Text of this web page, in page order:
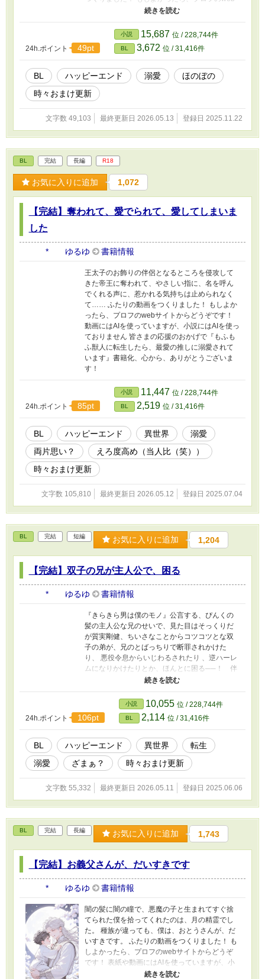
サイトからどうぞです！ 動画にはAIを使ってい
さまの第2回BL小説漫画コンテストで『文が癒さ
れるで賞』をいただきました。応援してくださ
った皆さまのおかげです。ありがとうございま
す！ 皆さまの応援のおかげで『もふもふ獣人に
転生したら、最愛の推しに溺愛されています』
書籍化、心から、ありがとうございます！
24h.ポイント 49pt
小説 15,687 位 / 228,744件
BL 3,672 位 / 31,416件
BL ハッピーエンド 溺愛
ほのぼの
時々おまけ更新
文字数 49,103 最終更新日 2026.05.13 登録日 2025.11.22
BL 完結 長編 R18
お気に入りに追加 1,072
【完結】奪われて、愛でられて、愛してしまいま
した
* ゆるゆ 書籍情報
王太子のお飾りの伴侶となるところを侵攻して
きた帝王に奪われて、やさしい指に、名を呼ん
でくれる声に、惹かれる気持ちは止められなく
て…… ふたりの動画をつくりました！ もしよか
ったら、プロフのwebサイトからどうぞです！
動画にはAIを使っていますが、小説にはAIを使っ
ておりません 皆さまの応援のおかげで『もふも
ふ獣人に転生したら、最愛の推しに溺愛されて
います』書籍化、心から、ありがとうございま
す！
24h.ポイント 85pt
小説 11,447 位 / 228,744件
BL 2,519 位 / 31,416件
BL ハッピーエンド 異世界
溺愛
両片思い？
えろ度高め（当人比（笑））
時々おまけ更新
文字数 105,810 最終更新日 2026.05.12 登録日 2025.07.04
BL 完結 短編 お気に入りに追加 1,204
【完結】双子の兄が主人公で、困る
* ゆるゆ 書籍情報
『きらきら男は僕のモノ』公言する、ぴんくの
髪の主人公な兄のせいで、見た目はそっくりだ
が質実剛健、ちいさなことからコツコツとな双
子の弟が、兄のとばっちりで断罪されかけた
り、 悪役令息からいじわるされたり 、逆ハーレ
ムになりかけたりとか、ほんとに困る──！ 伴
侶（予定）いるので。……って思ってたの
に……！ ふたりの動画をつくりました！ プロフ
のwebサイトから飛べるので、もしよかった
ら、お話と一緒に楽しんでくださったら、とて
もうれしいです！ 動画にはAIを使っています
が、小説にはAIを使っておりません 皆さまの応
援のおかげで『もふもふ獣人に転生したら、最
愛の推しに溺愛されています』書籍化、心か
ら、ありがとうございます！
24h.ポイント 106pt
小説 10,055 位 / 228,744件
BL 2,114 位 / 31,416件
BL ハッピーエンド 異世界
転生
溺愛
ざまぁ？ 時々おまけ更新
文字数 55,332 最終更新日 2026.05.11 登録日 2025.06.06
BL 完結 長編 お気に入りに追加 1,743
【完結】お義父さんが、だいすきです
* ゆるゆ 書籍情報
闇の髪に闇の瞳で、悪魔の子と生まれてすぐ捨
てられた僕を拾ってくれたのは、月の精霊でし
た。 種族が違っても、僕は、おとうさんが、だ
いすきです。 ふたりの動画をつくりました！ も
しよかったら、プロフのwebサイトからどうぞ
です！ 表紙や動画にはAIを使っていますが、小
説にはAIを使っておりません 皆さまの応援のお